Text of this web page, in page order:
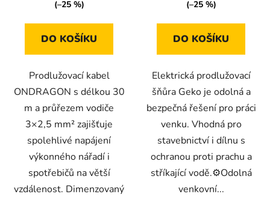
hvězdiček.
(–25 %)
DO KOŠÍKU
Prodlužovací kabel
ONDRAGON s délkou 30
m a průřezem vodiče
3×2,5 mm² zajišťuje
spolehlivé napájení
výkonného nářadí i
spotřebičů na větší
vzdálenost. Dimenzovaný
(–25 %)
DO KOŠÍKU
Elektrická prodlužovací
šňůra Geko je odolná a
bezpečná řešení pro práci
venku. Vhodná pro
stavebnictví i dílnu s
ochranou proti prachu a
stříkající vodě.⚙️Odolná
venkovní...